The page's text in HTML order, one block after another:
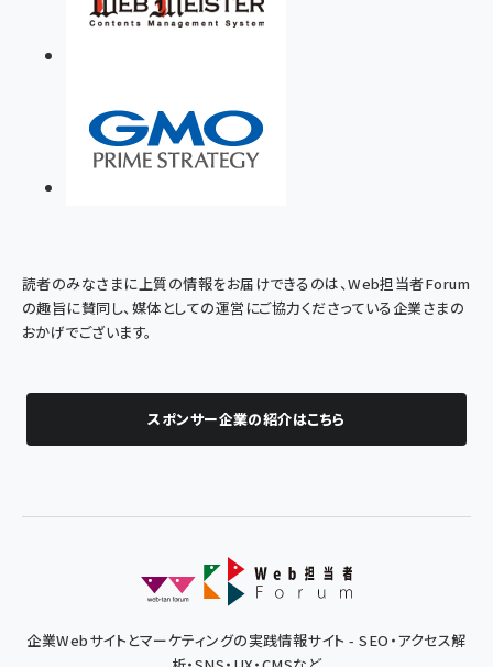
読者のみなさまに上質の情報をお届けできるのは、Web担当者Forum
の趣旨に賛同し、媒体としての運営にご協力くださっている企業さまの
おかげでございます。
スポンサー企業の紹介はこちら
企業Webサイトとマーケティングの実践情報サイト - SEO・アクセス解